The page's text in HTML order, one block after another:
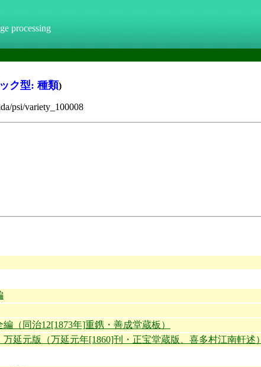
processing
ック型: 種類)
psi/variety_100008
（同治12[1873年]重鎸・善成堂蔵板）
万延元版（万延元年[1860]刊・正宝堂蔵版、喜多村江南軒述）